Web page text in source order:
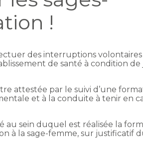
!
des interruptions
de santé à condition
attestée par le suivi d’une
et à la conduite à tenir en
au sein duquel est réalisée la
à la sage-femme, sur justificatif